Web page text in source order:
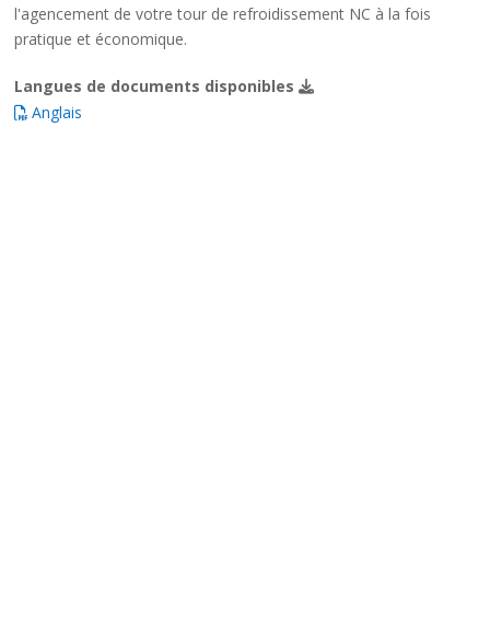
l'agencement de votre tour de refroidissement NC à la fois
pratique et économique.
Langues de documents disponibles
Anglais